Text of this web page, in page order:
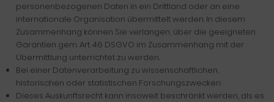
personenbezogenen Daten in ein Drittland oder an eine
internationale Organisation übermittelt werden. In diesem
Zusammenhang können Sie verlangen, über die geeigneten
Garantien gem. Art. 46 DSGVO im Zusammenhang mit der
Übermittlung unterrichtet zu werden.
Bei einer Datenverarbeitung zu wissenschaftlichen,
historischen oder statistischen Forschungszwecken:
Dieses Auskunftsrecht kann insoweit beschränkt werden, als es